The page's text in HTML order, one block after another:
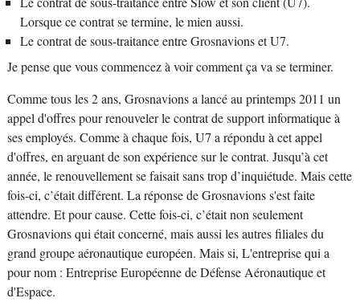
Lorsque ce contrat se termine, le mien aussi.
Le contrat de sous-traitance entre Grosnavions et U7.
Je pense que vous commencez à voir comment ça va se terminer.
Comme tous les 2 ans, Grosnavions a lancé au printemps 2011 un
appel d'offres pour renouveler le contrat de support informatique à
ses employés. Comme à chaque fois, U7 a répondu à cet appel
d'offres, en arguant de son expérience sur le contrat. Jusqu’à cet
année, le renouvellement se faisait sans trop d’inquiétude. Mais cette
fois-ci, c’était différent. La réponse de Grosnavions s'est faite
attendre. Et pour cause. Cette fois-ci, c’était non seulement
Grosnavions qui était concerné, mais aussi les autres filiales du
grand groupe aéronautique européen. Mais si, L'entreprise qui a
pour nom : Entreprise Européenne de Défense Aéronautique et
d'Espace.